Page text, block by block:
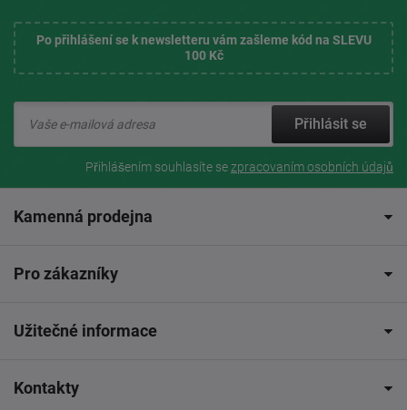
Po přihlášení se k newsletteru vám zašleme kód na SLEVU
100 Kč
Přihlásit se
Přihlášením souhlasíte sezpracovaním osobních údajů
Kamenná prodejna
Pro zákazníky
Užitečné informace
Kontakty